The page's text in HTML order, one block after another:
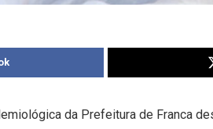
da Prefeitura de Franca